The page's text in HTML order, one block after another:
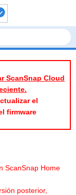
ScanSnap Cloud
el
firmware
ScanSnap Home
posterior,